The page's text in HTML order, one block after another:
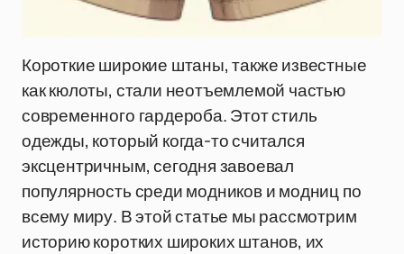
Короткие широкие штаны, также известные
как кюлоты, стали неотъемлемой частью
современного гардероба. Этот стиль
одежды, который когда-то считался
эксцентричным, сегодня завоевал
популярность среди модников и модниц по
всему миру. В этой статье мы рассмотрим
историю коротких широких штанов, их